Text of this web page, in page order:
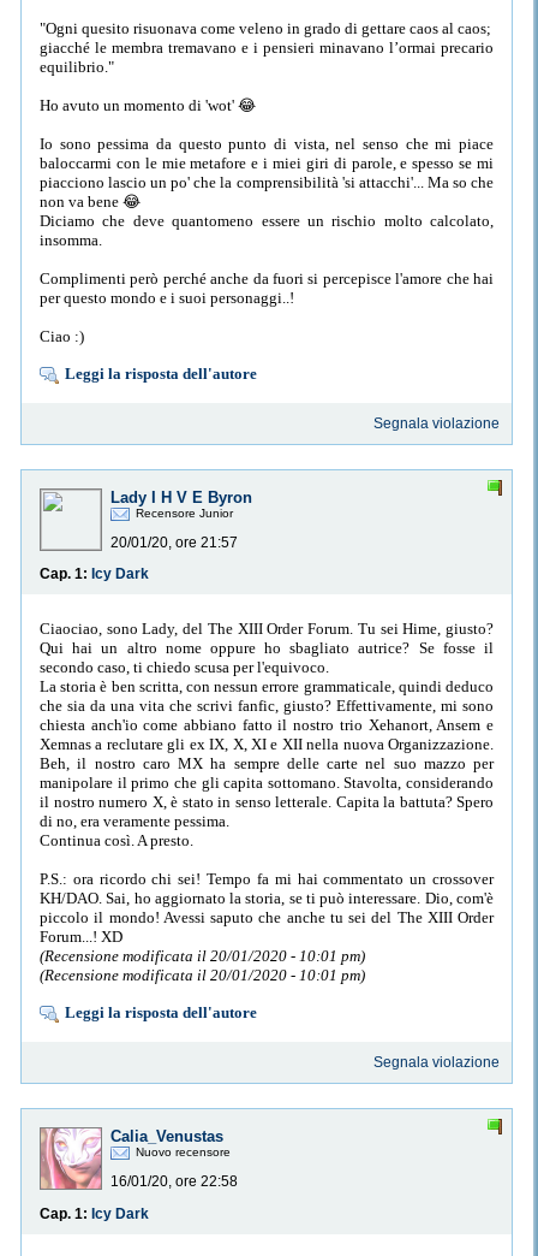
"Ogni quesito risuonava come veleno in grado di gettare caos al caos;
giacché le membra tremavano e i pensieri minavano l’ormai precario
equilibrio."
Ho avuto un momento di 'wot' 😂
Io sono pessima da questo punto di vista, nel senso che mi piace
baloccarmi con le mie metafore e i miei giri di parole, e spesso se mi
piacciono lascio un po' che la comprensibilità 'si attacchi'... Ma so che
non va bene 😂
Diciamo che deve quantomeno essere un rischio molto calcolato,
insomma.
Complimenti però perché anche da fuori si percepisce l'amore che hai
per questo mondo e i suoi personaggi..!
Ciao :)
Leggi la risposta dell'autore
Segnala violazione
Lady I H V E Byron
Recensore Junior
20/01/20, ore 21:57
Cap. 1: Icy Dark
Ciaociao, sono Lady, del The XIII Order Forum. Tu sei Hime, giusto?
Qui hai un altro nome oppure ho sbagliato autrice? Se fosse il
secondo caso, ti chiedo scusa per l'equivoco.
La storia è ben scritta, con nessun errore grammaticale, quindi deduco
che sia da una vita che scrivi fanfic, giusto? Effettivamente, mi sono
chiesta anch'io come abbiano fatto il nostro trio Xehanort, Ansem e
Xemnas a reclutare gli ex IX, X, XI e XII nella nuova Organizzazione.
Beh, il nostro caro MX ha sempre delle carte nel suo mazzo per
manipolare il primo che gli capita sottomano. Stavolta, considerando
il nostro numero X, è stato in senso letterale. Capita la battuta? Spero
di no, era veramente pessima.
Continua così. A presto.
P.S.: ora ricordo chi sei! Tempo fa mi hai commentato un crossover
KH/DAO. Sai, ho aggiornato la storia, se ti può interessare. Dio, com'è
piccolo il mondo! Avessi saputo che anche tu sei del The XIII Order
Forum...! XD
(Recensione modificata il 20/01/2020 - 10:01 pm)
(Recensione modificata il 20/01/2020 - 10:01 pm)
Leggi la risposta dell'autore
Segnala violazione
Calia_Venustas
Nuovo recensore
16/01/20, ore 22:58
Cap. 1: Icy Dark